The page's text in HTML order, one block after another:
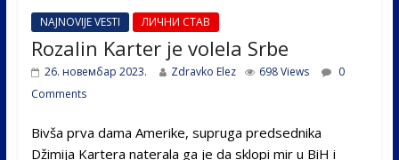
NAJNOVIJE VESTI ЛИЧНИ СТАВ
Rozalin Karter je volela Srbe
26. новембар 2023. Zdravko Elez 698 Views
0
Comments
Bivša prva dama Amerike, supruga predsednika
Džimija Kartera naterala ga je da sklopi mir u BiH i